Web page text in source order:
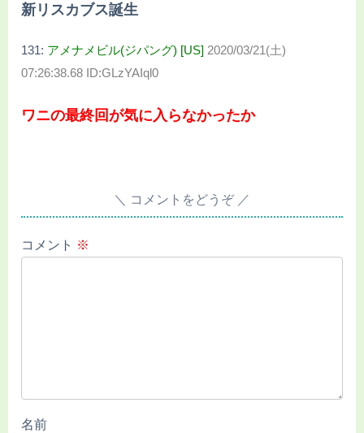
新リスカブス誕生
131: アメナメビル(ジパング) [US] 2020/03/21(土)
07:26:38.68 ID:GLzYAIql0
ワニの最終回が気に入らなかったか
コメントをどうぞ
コメント ※
名前